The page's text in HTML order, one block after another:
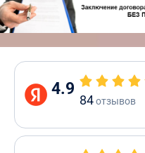
4.9
84отзывов